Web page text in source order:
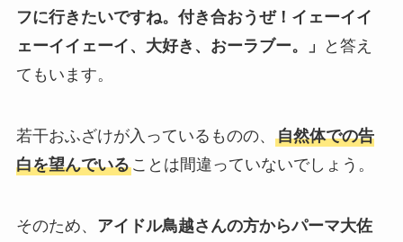
フに行きたいですね。付き合おうぜ！イェーイイ
ェーイイェーイ、大好き、おーラブー。」
と答え
てもいます。
若干おふざけが入っているものの、 自然体での告
白を望んでいることは間違っていないでしょう。
そのため、 アイドル鳥越さんの方からパーマ大佐